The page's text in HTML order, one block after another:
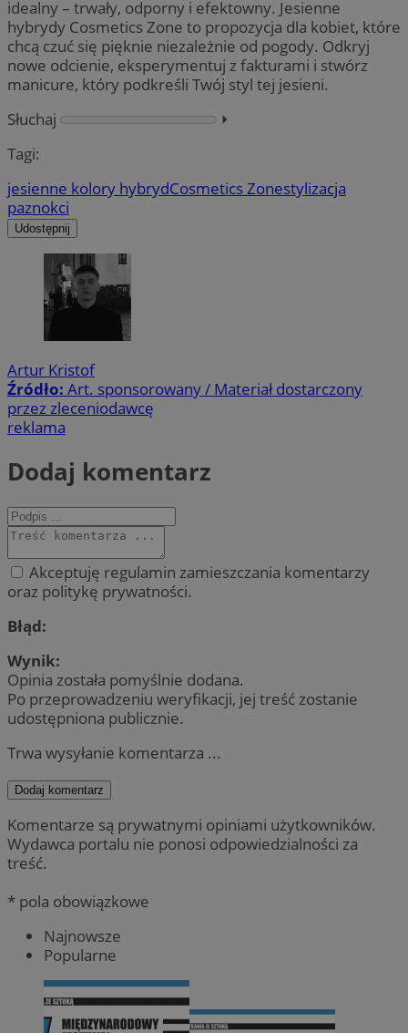
idealny – trwały, odporny i efektowny. Jesienne
hybrydy Cosmetics Zone to propozycja dla kobiet, które
chcą czuć się pięknie niezależnie od pogody. Odkryj
nowe odcienie, eksperymentuj z fakturami i stwórz
manicure, który podkreśli Twój styl tej jesieni.
Słuchaj
⏵︎
Tagi:
jesienne kolory hybrydCosmetics Zonestylizacja
paznokci
Udostępnij
Artur Kristof
Źródło: Art. sponsorowany / Materiał dostarczony
przez zleceniodawcę
reklama
Dodaj komentarz
Akceptuję regulamin zamieszczania komentarzy
oraz politykę prywatności.
Błąd:
Wynik:
Opinia została pomyślnie dodana.
Po przeprowadzeniu weryfikacji, jej treść zostanie
udostępniona publicznie.
Trwa wysyłanie komentarza ...
Dodaj komentarz
Komentarze są prywatnymi opiniami użytkowników.
Wydawca portalu nie ponosi odpowiedzialności za
treść.
* pola obowiązkowe
Najnowsze
Popularne